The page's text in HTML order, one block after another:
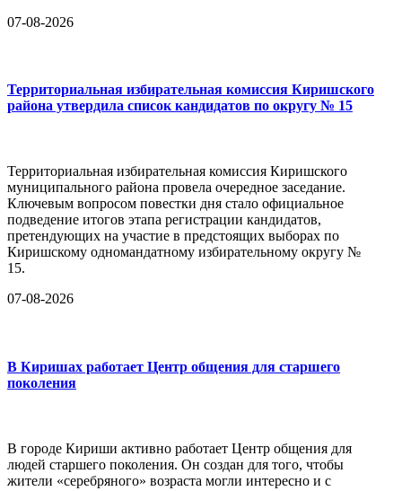
07-08-2026
Территориальная избирательная комиссия Киришского
района утвердила список кандидатов по округу № 15
Территориальная избирательная комиссия Киришского
муниципального района провела очередное заседание.
Ключевым вопросом повестки дня стало официальное
подведение итогов этапа регистрации кандидатов,
претендующих на участие в предстоящих выборах по
Киришскому одномандатному избирательному округу №
15.
07-08-2026
В Киришах работает Центр общения для старшего
поколения
В городе Кириши активно работает Центр общения для
людей старшего поколения. Он создан для того, чтобы
жители «серебряного» возраста могли интересно и с